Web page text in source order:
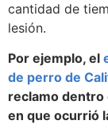
cantidad de
lesión.
Por ejemplo, el
de perro de
reclamo dentro
en que ocurrió